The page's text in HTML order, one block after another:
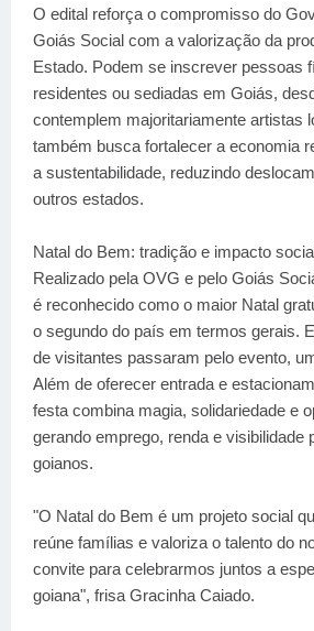
O edital reforça o compromisso do
Goiás Social com a valorização da
Estado. Podem se inscrever pessoas
residentes ou sediadas em Goiás,
contemplem majoritariamente artistas
também busca fortalecer a economia
a sustentabilidade, reduzindo
outros estados.
Natal do Bem: tradição e impacto
Realizado pela OVG e pelo Goiás
é reconhecido como o maior Natal
o segundo do país em termos gerais.
de visitantes passaram pelo evento,
Além de oferecer entrada e
festa combina magia, solidariedade e
gerando emprego, renda e visibilidade
goianos.
"O Natal do Bem é um projeto social
reúne famílias e valoriza o talento do
convite para celebrarmos juntos a
goiana", frisa Gracinha Caiado.